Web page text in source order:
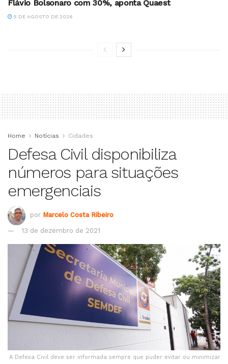
Flávio Bolsonaro com 30%, aponta Quaest
5 DE AGOSTO DE 2026
Home Notícias Cidades
Defesa Civil disponibiliza
números para situações
emergenciais
por Marcelo Costa Ribeiro
13 de dezembro de 2021
A Defesa Civil deve ser informada sempre que puder evitar ou minimizar